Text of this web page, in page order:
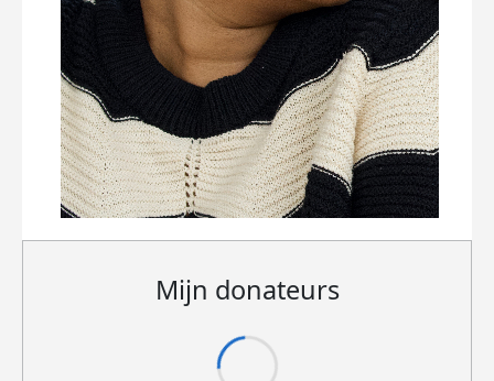
Mijn donateurs